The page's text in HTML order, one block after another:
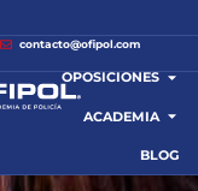
contacto@ofipol.com
OPOSICIONES
ACADEMIA
BLOG